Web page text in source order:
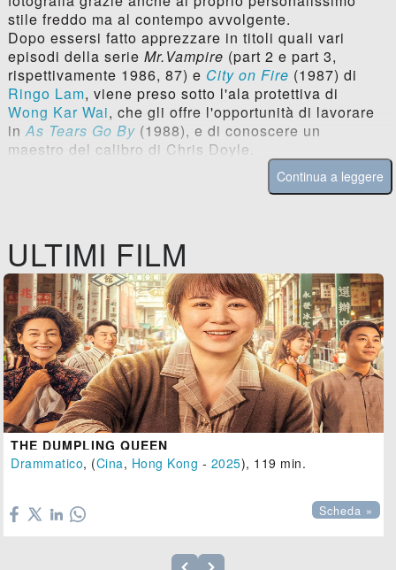
stile freddo ma al contempo avvolgente.
Dopo essersi fatto apprezzare in titoli quali vari
episodi della serie Mr.Vampire (part 2 e part 3,
rispettivamente 1986, 87) e City on Fire (1987) di
Ringo Lam, viene preso sotto l'ala protettiva di
Wong Kar Wai, che gli offre l'opportunità di lavorare
inAs Tears Go By(1988), e di conoscere un
maestro del calibro di Chris Doyle.
Continua a leggere
ULTIMI FILM
THE DUMPLING QUEEN
Drammatico, (Cina, Hong Kong - 2025), 119 min.
Scheda »